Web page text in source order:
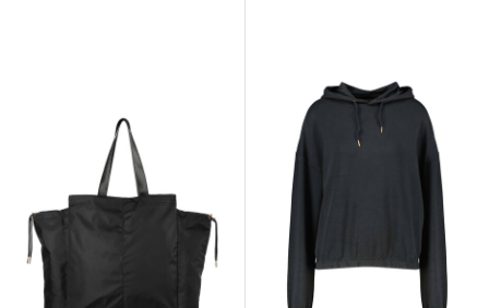
Athlecia | Damen Yoga-
Tasche MEIYIN
Athlecia | Damen Hoodie
NAMIER